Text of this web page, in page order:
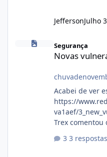
JeffersonJulho
Novas vulnerabilidades no
Segurança
Novas
Acabei de ver
https://
va1aef/
Trex comentou
3 respostas